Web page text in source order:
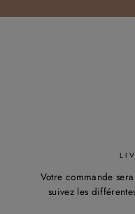
Votre commande
suivez les